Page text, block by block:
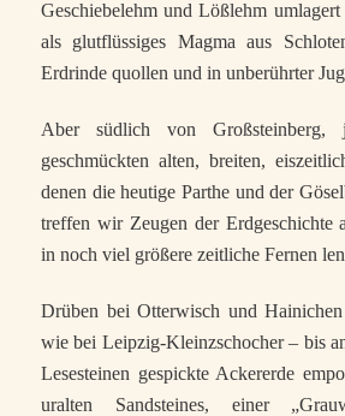
Geschiebelehm und Lößlehm
als glutflüssiges Magma aus
Erdrinde quollen und in unberührter
Aber südlich von Großsteinberg,
geschmückten alten, breiten,
denen die heutige Parthe und der
treffen wir Zeugen der Erdgeschichte
in noch viel größere zeitliche Fernen
Drüben bei Otterwisch und
wie bei Leipzig-Kleinzschocher – bis
Lesesteinen gespickte Ackererde
uralten Sandsteines, einer